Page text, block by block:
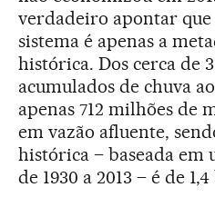
verdadeiro apontar
sistema é apenas a
histórica. Dos cerca de
acumulados de chuva
apenas 712 milhões de
em vazão afluente,
histórica – baseada em
de 1930 a 2013 – é de